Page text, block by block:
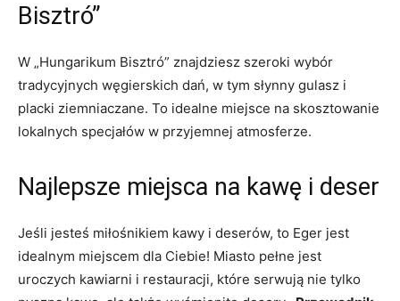
Bisztró”
W „Hungarikum Bisztró” znajdziesz szeroki⁢ wybór
tradycyjnych węgierskich dań, w‍ tym słynny gulasz i
placki ziemniaczane. To idealne miejsce na skosztowanie
lokalnych specjałów w przyjemnej atmosferze.
Najlepsze miejsca na kawę i deser
Jeśli jesteś miłośnikiem ‌kawy i‌ deserów, ‌to Eger jest
idealnym ⁤miejscem dla Ciebie! Miasto pełne jest
uroczych kawiarni i restauracji, które serwują‌ nie tylko